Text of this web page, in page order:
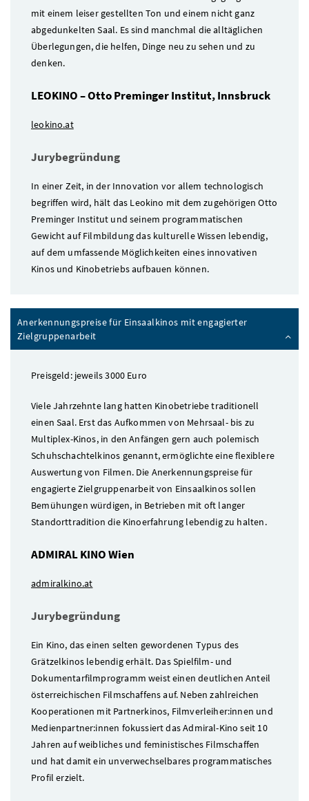
mit einem leiser gestellten Ton und einem nicht ganz
abgedunkelten Saal. Es sind manchmal die alltäglichen
Überlegungen, die helfen, Dinge neu zu sehen und zu
denken.
LEOKINO – Otto Preminger Institut, Innsbruck
leokino.at
Jurybegründung
In einer Zeit, in der Innovation vor allem technologisch
begriffen wird, hält das Leokino mit dem zugehörigen Otto
Preminger Institut und seinem programmatischen
Gewicht auf Filmbildung das kulturelle Wissen lebendig,
auf dem umfassende Möglichkeiten eines innovativen
Kinos und Kinobetriebs aufbauen können.
Anerkennungspreise für Einsaalkinos mit engagierter
Zielgruppenarbeit
Preisgeld: jeweils 3000 Euro
Viele Jahrzehnte lang hatten Kinobetriebe traditionell
einen Saal. Erst das Aufkommen von Mehrsaal- bis zu
Multiplex-Kinos, in den Anfängen gern auch polemisch
Schuhschachtelkinos genannt, ermöglichte eine flexiblere
Auswertung von Filmen. Die Anerkennungspreise für
engagierte Zielgruppenarbeit von Einsaalkinos sollen
Bemühungen würdigen, in Betrieben mit oft langer
Standorttradition die Kinoerfahrung lebendig zu halten.
ADMIRAL KINO Wien
admiralkino.at
Jurybegründung
Ein Kino, das einen selten gewordenen Typus des
Grätzelkinos lebendig erhält. Das Spielfilm- und
Dokumentarfilmprogramm weist einen deutlichen Anteil
österreichischen Filmschaffens auf. Neben zahlreichen
Kooperationen mit Partnerkinos, Filmverleiher:innen und
Medienpartner:innen fokussiert das Admiral-Kino seit 10
Jahren auf weibliches und feministisches Filmschaffen
und hat damit ein unverwechselbares programmatisches
Profil erzielt.